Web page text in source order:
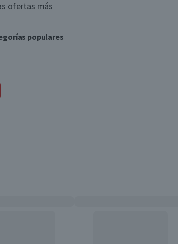
ofertas más
populares